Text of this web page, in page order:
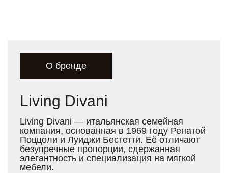
О бренде
Living Divani
Living Divani — итальянская семейная
компания, основанная в 1969 году Ренатой
Поццоли и Луиджи Бестетти. Её отличают
безупречные пропорции, сдержанная
элегантность и специализация на мягкой
мебели.